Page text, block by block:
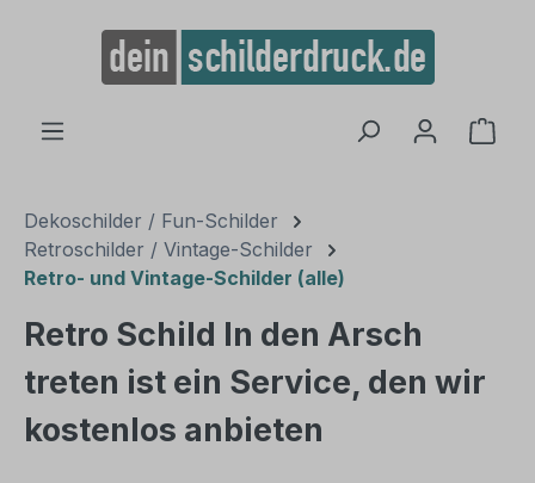
springen
Dekoschilder / Fun-Schilder
Retroschilder / Vintage-Schilder
Retro- und Vintage-Schilder (alle)
Retro Schild In den Arsch
treten ist ein Service, den wir
kostenlos anbieten